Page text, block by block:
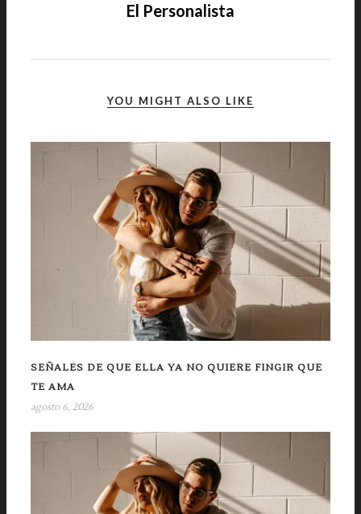
El Personalista
YOU MIGHT ALSO LIKE
SEÑALES DE QUE ELLA YA NO QUIERE FINGIR QUE
TE AMA
agosto 6, 2026